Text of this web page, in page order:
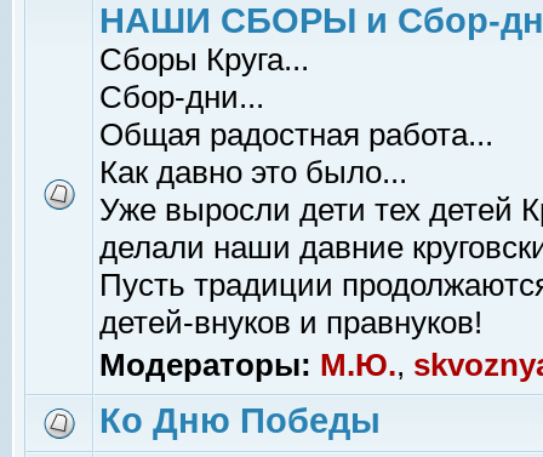
НАШИ СБОРЫ и Сбор-
Сборы Круга...
Сбор-дни...
Общая радостная работа...
Как давно это было...
Уже выросли дети тех детей
делали наши давние
Пусть традиции
детей-внуков и правнуков!
Модераторы: М.Ю.,
Ко Дню Победы